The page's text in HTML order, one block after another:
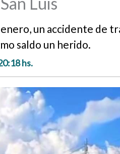
un accidente de
saldo un herido.
hs.